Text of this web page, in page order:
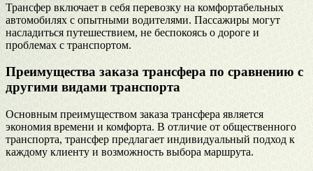
Трансфер включает в себя перевозку на комфортабельных
автомобилях с опытными водителями. Пассажиры могут
насладиться путешествием, не беспокоясь о дороге и
проблемах с транспортом.
Преимущества заказа трансфера по сравнению с
другими видами транспорта
Основным преимуществом заказа трансфера является
экономия времени и комфорта. В отличие от общественного
транспорта, трансфер предлагает индивидуальный подход к
каждому клиенту и возможность выбора маршрута.